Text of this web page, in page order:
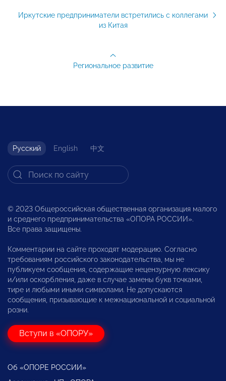
Иркутские предприниматели встретились с коллегами
из Китая
Региональное развитие
Русский English 中文
© 2023 Общероссийская общественная организация малого
и среднего предпринимательства «ОПОРА РОССИИ».
Все права защищены.
Комментарии на сайте проходят модерацию. Согласно
требованиям российского законодательства, мы не
публикуем сообщения, содержащие нецензурную лексику
и/или оскорбления, даже в случае замены букв точками,
тире и любыми иными символами. Не допускаются
сообщения, призывающие к межнациональной и социальной
розни.
Вступи в «ОПОРУ»
Об «ОПОРЕ РОССИИ»